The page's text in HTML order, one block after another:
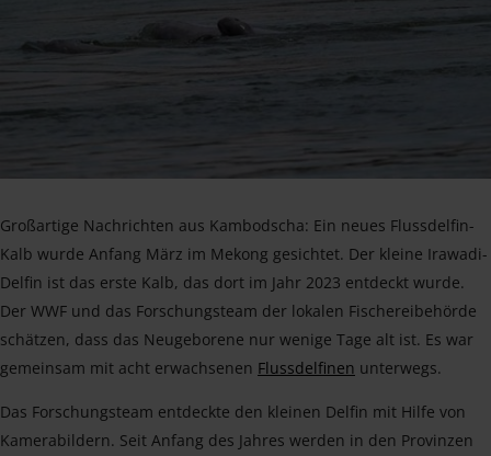
Großartige Nachrichten aus Kambodscha: Ein neues Flussdelfin-
Kalb wurde Anfang März im Mekong gesichtet. Der kleine Irawadi-
Delfin ist das erste Kalb, das dort im Jahr 2023 entdeckt wurde.
Der WWF und das Forschungsteam der lokalen Fischereibehörde
schätzen, dass das Neugeborene nur wenige Tage alt ist. Es war
gemeinsam mit acht erwachsenen Flussdelfinen unterwegs.
Das Forschungsteam entdeckte den kleinen Delfin mit Hilfe von
Kamerabildern. Seit Anfang des Jahres werden in den Provinzen